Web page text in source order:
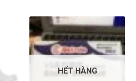
HẾT HÀNG